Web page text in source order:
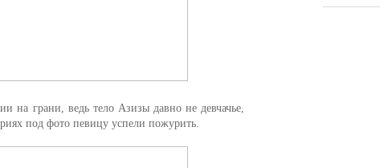
на грани, ведь тело Азизы давно не девчачье,
под фото певицу успели пожурить.